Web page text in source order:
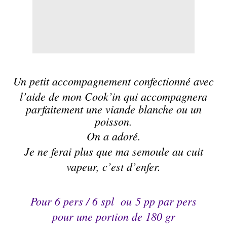
Un petit accompagnement confectionné avec
l’aide de mon Cook’in qui accompagnera
parfaitement une viande blanche ou un
poisson.
On a adoré.
Je ne ferai plus que ma semoule au cuit
vapeur, c’est d’enfer.
Pour 6 pers / 6 spl ou 5 pp par pers
pour une portion de 180 gr